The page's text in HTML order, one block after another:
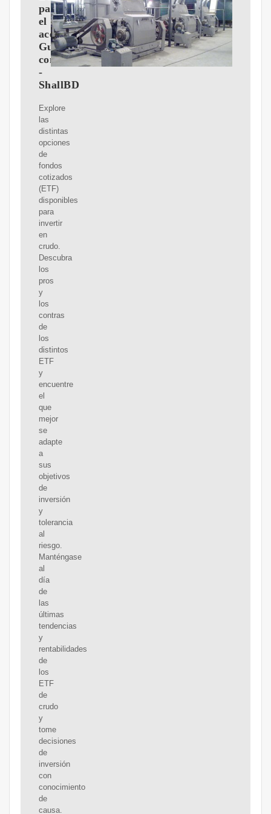
para
el
aceite:
Guía
completa
-
ShallBD
Explore
las
distintas
opciones
de
fondos
cotizados
(ETF)
disponibles
para
invertir
en
crudo.
Descubra
los
pros
y
los
contras
de
los
distintos
ETF
y
encuentre
el
que
mejor
se
adapte
a
sus
objetivos
de
inversión
y
tolerancia
al
riesgo.
Manténgase
al
día
de
las
últimas
tendencias
y
rentabilidades
de
los
ETF
de
crudo
y
tome
decisiones
de
inversión
con
conocimiento
de
causa.